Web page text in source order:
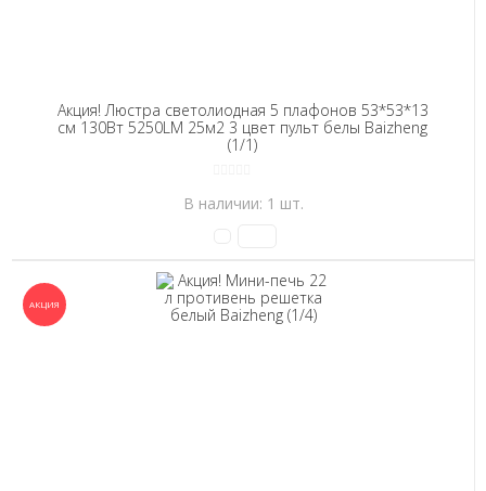
Акция! Люстра светолиодная 5 плафонов 53*53*13
см 130Вт 5250LM 25м2 3 цвет пульт белы Baizheng
(1/1)
В наличии: 1 шт.